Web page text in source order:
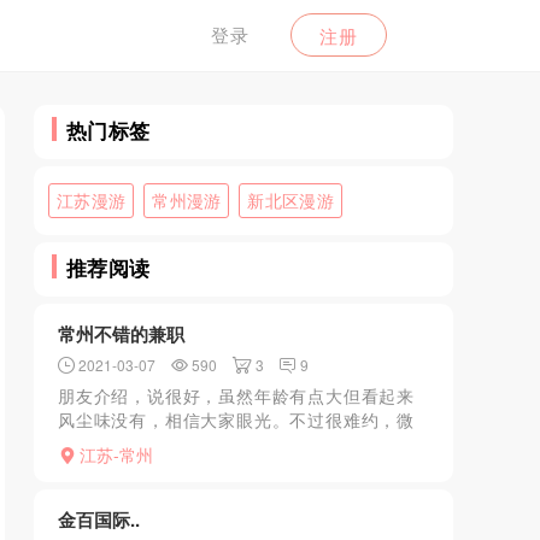
登录 注册
热门标签
江苏漫游 常州漫游 新北区漫游
推荐阅读
常州不错的兼职
2021-03-07 590 3 9
朋友介绍，说很好，虽然年龄有点大但看起来
风尘味没有，相信大家眼光。不过很难约，微
信头像是照片，绝对物超所值。
江苏-常州
金百国际..